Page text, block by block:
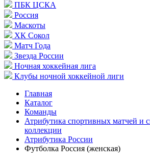
ПБК ЦСКА
Россия
Маскоты
ХК Сокол
Матч Года
Звезда России
Ночная хоккейная лига
Клубы ночной хоккейной лиги
Главная
Каталог
Команды
Атрибутика спортивных матчей и
коллекции
Атрибутика России
Футболка Россия (женская)